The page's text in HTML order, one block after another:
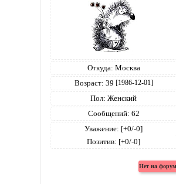
Откуда: Москва
Возраст: 39 [1986-12-01]
Пол: Женский
Сообщений: 62
Уважение: [+0/-0]
Позитив: [+0/-0]